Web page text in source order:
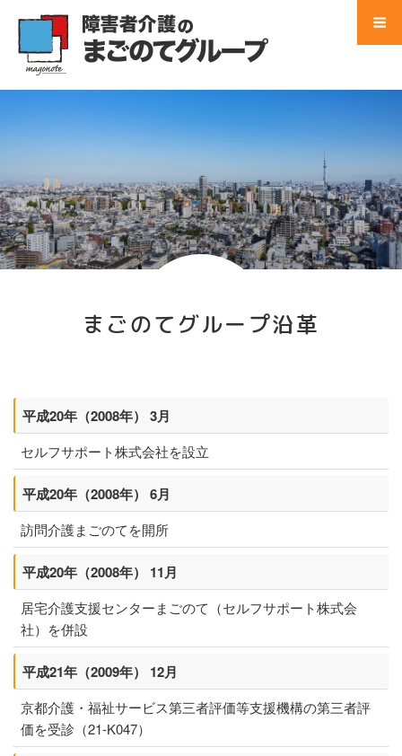
ツ
ッ
プ
サービス別 一覧
地域別 一覧
個人情報保護方針
まごのてグループ沿革
プライバシーポリシー
介護サービス
訪問介護
訪問介護のサービス提供までの流れ
訪問看護
訪問看護のサービス提供までの流れ
まごのてグループ沿革
平成20年（2008年） 3月
セルフサポート株式会社を設立
平成20年（2008年） 6月
訪問介護まごのてを開所
平成20年（2008年） 11月
居宅介護支援センターまごのて（セルフサポート株式会
社）を併設
平成21年（2009年） 12月
京都介護・福祉サービス第三者評価等支援機構の第三者評
価を受診（21-K047）